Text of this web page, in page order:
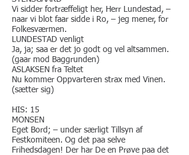
Vi sidder fortræffeligt her, Herr Lundestad, –
naar vi blot faar sidde i Ro, – jeg mener, for
Folkesværmen.
LUNDESTAD venligt
Ja, ja; saa er det jo godt og vel altsammen.
(gaar mod Baggrunden)
ASLAKSEN fra Teltet
Nu kommer Oppvarteren strax med Vinen.
(sætter sig)
HIS: 15
MONSEN
Eget Bord; – under særligt Tillsyn af
Festkomiteen. Og det paa selve
Frihedsdagen! Der har De en Prøve paa det